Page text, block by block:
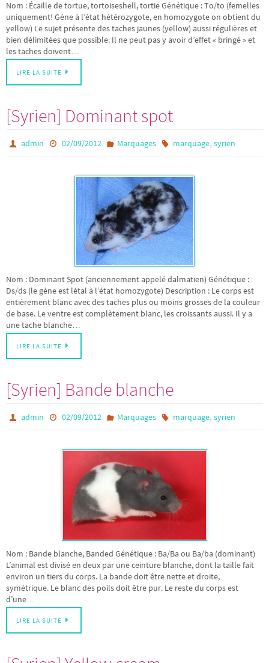
Nom : Écaille de tortue, tortoiseshell, tortie Génétique : To/to (femelles
uniquement! Gène à l’état hétérozygote, en homozygote on obtient du
yellow) Le sujet présente des taches jaunes (yellow) aussi régulières et
bien délimitées que possible. Il ne peut pas y avoir d’effet « bringé » et
les taches doivent…
LIRE LA SUITE
[Syrien] Dominant spot
admin 02/09/2012 Marquages marquage,syrien
Nom : Dominant Spot (anciennement appelé dalmatien) Génétique :
Ds/ds (le gène est létal à l’état homozygote) Description : Le corps est
entièrement blanc avec des taches plus ou moins grosses de la couleur
de base. Le ventre est complètement blanc, les croissants aussi. Il y a
une tache blanche…
LIRE LA SUITE
[Syrien] Bande blanche
admin 02/09/2012 Marquages marquage,syrien
Nom : Bande blanche, Banded Génétique : Ba/Ba ou Ba/ba (dominant)
L’animal est divisé en deux par une ceinture blanche, dont la taille fait
environ un tiers du corps. La bande doit être nette et droite,
symétrique. Le blanc des poils doit être pur. Le reste du corps est
d’une…
LIRE LA SUITE